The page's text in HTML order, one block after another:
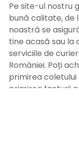
Pe site-ul nostru
bună calitate, de
noastră se
tine acasă sau la
serviciile de
României. Poți
primirea
primirea facturii